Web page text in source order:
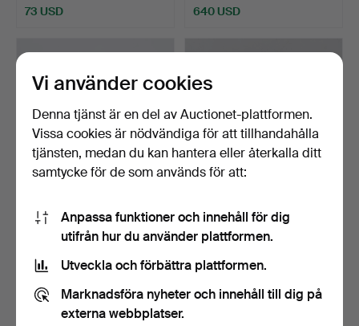
73 USD
640 USD
föremål
ARMBANDSUR Certina,
Automatic, T + C, Town…
Klubbades 11 jun 2026
8 bud
UR, 18K, guld, bruttovikt ca
7,8 gram.
Klubbades 3 jun 2026
15 bud
Vi använder cookies
Denna tjänst är en del av Auctionet-plattformen.
Vissa cookies är nödvändiga för att tillhandahålla
tjänsten, medan du kan hantera eller återkalla ditt
samtycke för de som används för att:
Anpassa funktioner och innehåll för dig
utifrån hur du använder plattformen.
Utveckla och förbättra plattformen.
Marknadsföra nyheter och innehåll till dig på
externa webbplatser.